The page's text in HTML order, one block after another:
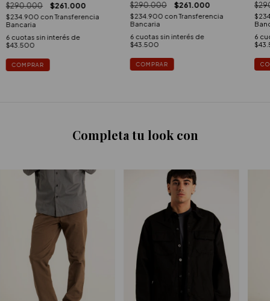
$290.000 $261.000
$234.900 con Transferencia
Bancaria
6 cuotas sin interés de
$43.500
COMPRAR
$290.000 $261.000
$234.900 con Transferencia
Bancaria
6 cuotas sin interés de
$43.500
COMPRAR
6
Completa tu look con